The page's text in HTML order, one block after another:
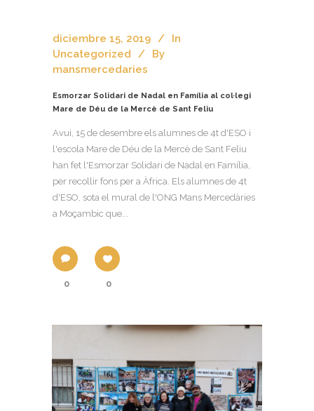
diciembre 15, 2019
In
Uncategorized
By
mansmercedaries
Esmorzar Solidari de Nadal en Família al col·legi
Mare de Déu de la Mercè de Sant Feliu
Avui, 15 de desembre els alumnes de 4t d'ESO i
l'escola Mare de Déu de la Mercè de Sant Feliu
han fet l'Esmorzar Solidari de Nadal en Família,
per recollir fons per a Àfrica. Els alumnes de 4t
d'ESO, sota el mural de l'ONG Mans Mercedàries
a Moçambic que...
0 0